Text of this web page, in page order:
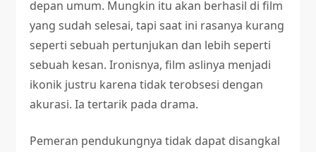
depan umum. Mungkin itu akan berhasil di film
yang sudah selesai, tapi saat ini rasanya kurang
seperti sebuah pertunjukan dan lebih seperti
sebuah kesan. Ironisnya, film aslinya menjadi
ikonik justru karena tidak terobsesi dengan
akurasi. Ia tertarik pada drama.
Pemeran pendukungnya tidak dapat disangkal